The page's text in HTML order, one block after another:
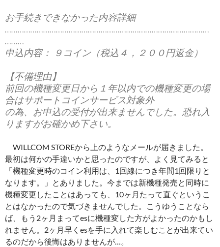
ッ
お手続きできなかった内容詳細
……………………………………………………………………………………
………
申込内容： ９コイン（税込４，２００円返金）
【不備理由】
前回の機種変更日から１年以内での機種変更の場
合はサポートコインサービス対象外
の為、お申込の受付が出来ませんでした。恐れ入
りますがお確かめ下さい。
WILLCOM STOREから上のようなメールが届きました。
最初は何かの手違いかと思ったのですが、よく見てみると
「機種変更時のコイン利用は、1回線につき年間1回限りと
なります。」とありました。今までは新機種発売と同時に
機種変更したことはあっても、10ヶ月たって直ぐというこ
とはなかったので気づきませんでした。こうゆうことなら
ば、もう2ヶ月まってesに機種変した方がよかったのかもし
れません。2ヶ月早くesを手に入れて楽しむことが出来てい
るのだから後悔はありませんが…。